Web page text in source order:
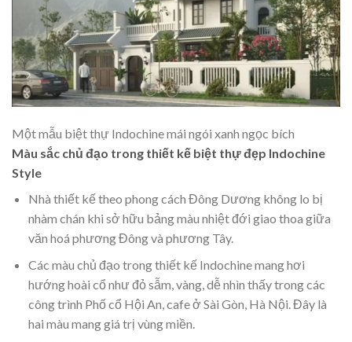
Một mẫu biệt thự Indochine mái ngói xanh ngọc bích
Màu sắc chủ đạo trong thiết kế biệt thự đẹp Indochine
Style
Nhà thiết kế theo phong cách Đông Dương không lo bị
nhàm chán khi sở hữu bảng màu nhiệt đới giao thoa giữa
văn hoá phương Đông và phương Tây.
Các màu chủ đạo trong thiết kế Indochine mang hơi
hướng hoài cổ như đỏ sẫm, vàng, dễ nhìn thấy trong các
công trình Phố cổ Hội An, cafe ở Sài Gòn, Hà Nội. Đây là
hai màu mang giá trị vùng miền.